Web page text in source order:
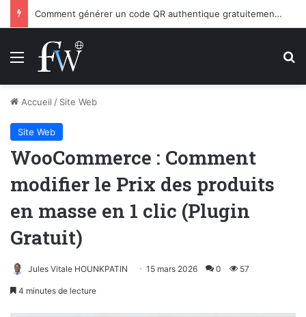
Comment générer un code QR authentique gratuitement en 10 secondes ?
Menu
Accueil / Site Web
Site Web
WooCommerce : Comment
modifier le Prix des produits
en masse en 1 clic (Plugin
Gratuit)
Jules Vitale HOUNKPATIN 15 mars 2026 0 57
4 minutes de lecture